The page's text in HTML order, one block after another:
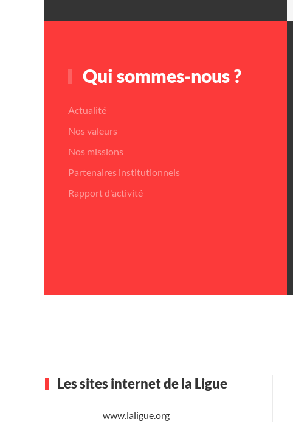
Qui sommes-nous ?
Actualité
Nos valeurs
Nos missions
Partenaires institutionnels
Rapport d'activité
Les sites internet de la Ligue
www.laligue.org